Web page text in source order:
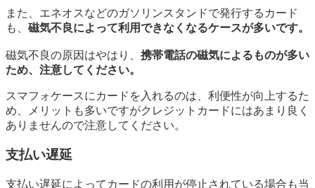
また、エネオスなどのガソリンスタンドで発行するカード
も、 磁気不良によって利用できなくなるケースが多いです。
磁気不良の原因はやはり、 携帯電話の磁気によるものが多い
ため、注意してください。
スマフォケースにカードを入れるのは、利便性が向上するた
め、メリットも多いですがクレジットカードにはあまり良く
ありませんので注意してください。
支払い遅延
支払い遅延によってカードの利用が停止されている場合も当